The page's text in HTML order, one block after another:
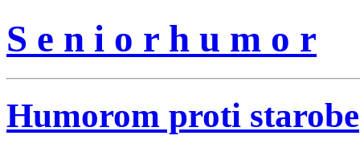
S e n i o r h u m o r
Humorom proti starobe